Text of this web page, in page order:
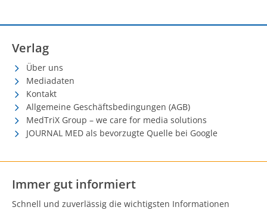
Verlag
Über uns
Mediadaten
Kontakt
Allgemeine Geschäftsbedingungen (AGB)
MedTriX Group – we care for media solutions
JOURNAL MED als bevorzugte Quelle bei Google
Immer gut informiert
Schnell und zuverlässig die wichtigsten Informationen